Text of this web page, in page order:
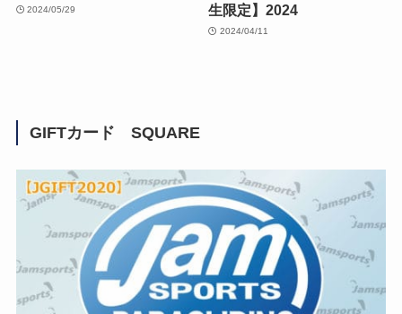
2024/05/29
生限定】2024
2024/04/11
GIFTカード SQUARE